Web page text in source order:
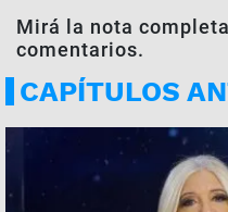
Mirá la nota
comentarios.
CAPÍTULOS